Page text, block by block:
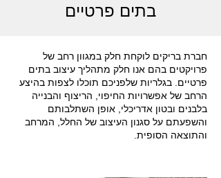
בתים פרטיים
חברת בריקים לוקחת חלק במגוון רחב של
פרויקטים בהם אנו חלק מתהליך עיצוב בתים
פרטיים. בגלריות שלפניכם תוכלו לצפות בהיצע
הרחב של אפשרויות החיפוי, הריצוף והבנייה
בלבנים ובטון אדריכלי, אופן השתלבותם
והשפעתם על סגנון העיצוב של החלל, המרחב
והתוצאה הסופית.